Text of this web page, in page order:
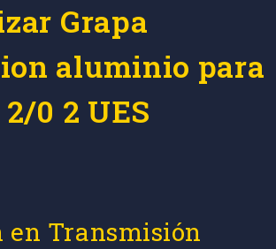
Grapa
aluminio para
0 2 UES
en Transmisión